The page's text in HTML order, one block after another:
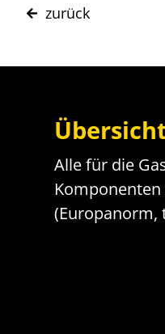
zurück
Alle für die
(Europanorm,